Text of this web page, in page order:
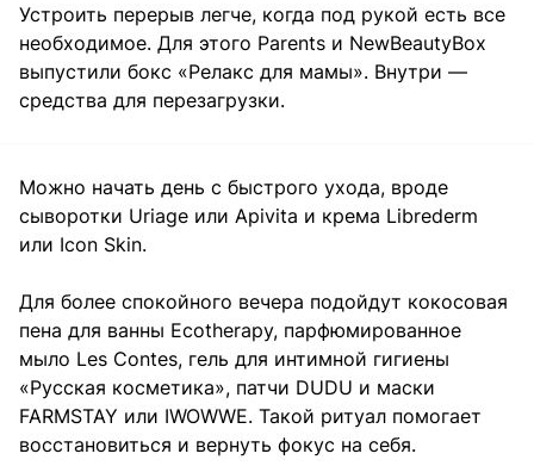
Устроить перерыв легче, когда под рукой есть все
необходимое. Для этого Parents и NewBeautyBox
выпустили бокс «Релакс для мамы». Внутри —
средства для перезагрузки.
Можно начать день с быстрого ухода, вроде
сыворотки Uriage или Apivita и крема Librederm
или Icon Skin.
Для более спокойного вечера подойдут кокосовая
пена для ванны Ecotherapy, парфюмированное
мыло Les Contes, гель для интимной гигиены
«Русская косметика», патчи DUDU и маски
FARMSTAY или IWOWWE. Такой ритуал помогает
восстановиться и вернуть фокус на себя.